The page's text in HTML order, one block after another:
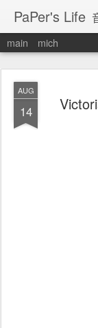
PaPer's Life
main mich
AUG
14